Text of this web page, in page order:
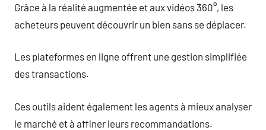
Grâce à la réalité augmentée et aux vidéos 360°, les
acheteurs peuvent découvrir un bien sans se déplacer.
Les plateformes en ligne offrent une gestion simplifiée
des transactions.
Ces outils aident également les agents à mieux analyser
le marché et à affiner leurs recommandations.